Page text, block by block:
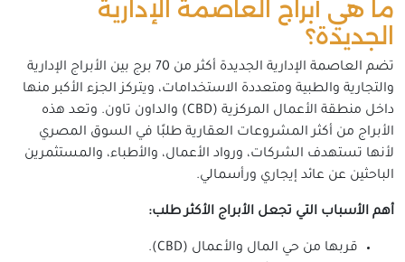
ما هي أبراج العاصمة الإدارية
الجديدة؟
تضم العاصمة الإدارية الجديدة أكثر من 70 برج بين الأبراج الإدارية
والتجارية والطبية ومتعددة الاستخدامات، ويتركز الجزء الأكبر منها
داخل منطقة الأعمال المركزية (CBD) والداون تاون. وتعد هذه
الأبراج من أكثر المشروعات العقارية طلبًا في السوق المصري
لأنها تستهدف الشركات، ورواد الأعمال، والأطباء، والمستثمرين
الباحثين عن عائد إيجاري ورأسمالي.
أهم الأسباب التي تجعل الأبراج الأكثر طلب:
قربها من حي المال والأعمال (CBD).